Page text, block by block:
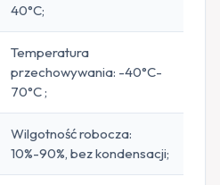
40°C;
Temperatura
przechowywania: -40°C-
70°C ;
Wilgotność robocza:
10%-90%, bez kondensacji;